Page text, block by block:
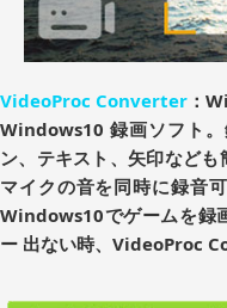
VideoProc Converter ：
Windows10 録画ソフト
ン、テキスト、矢印など
マイクの音を同時に録音
Windows10でゲームを録
ー 出ない時、VideoProc